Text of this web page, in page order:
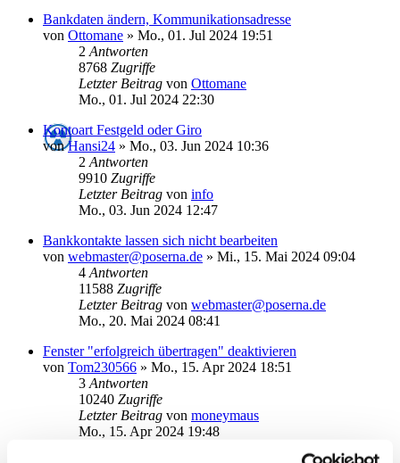
Bankdaten ändern, Kommunikationsadresse
von Ottomane » Mo., 01. Jul 2024 19:51
2 Antworten
8768 Zugriffe
Letzter Beitrag von Ottomane
Mo., 01. Jul 2024 22:30
Kontoart Festgeld oder Giro
vonHansi24 » Mo., 03. Jun 2024 10:36
2 Antworten
9910 Zugriffe
Letzter Beitrag von info
Mo., 03. Jun 2024 12:47
Bankkontakte lassen sich nicht bearbeiten
von webmaster@poserna.de » Mi., 15. Mai 2024 09:04
4 Antworten
11588 Zugriffe
Letzter Beitrag von webmaster@poserna.de
Mo., 20. Mai 2024 08:41
Fenster "erfolgreich übertragen" deaktivieren
von Tom230566 » Mo., 15. Apr 2024 18:51
3 Antworten
10240 Zugriffe
Letzter Beitrag von moneymaus
Mo., 15. Apr 2024 19:48